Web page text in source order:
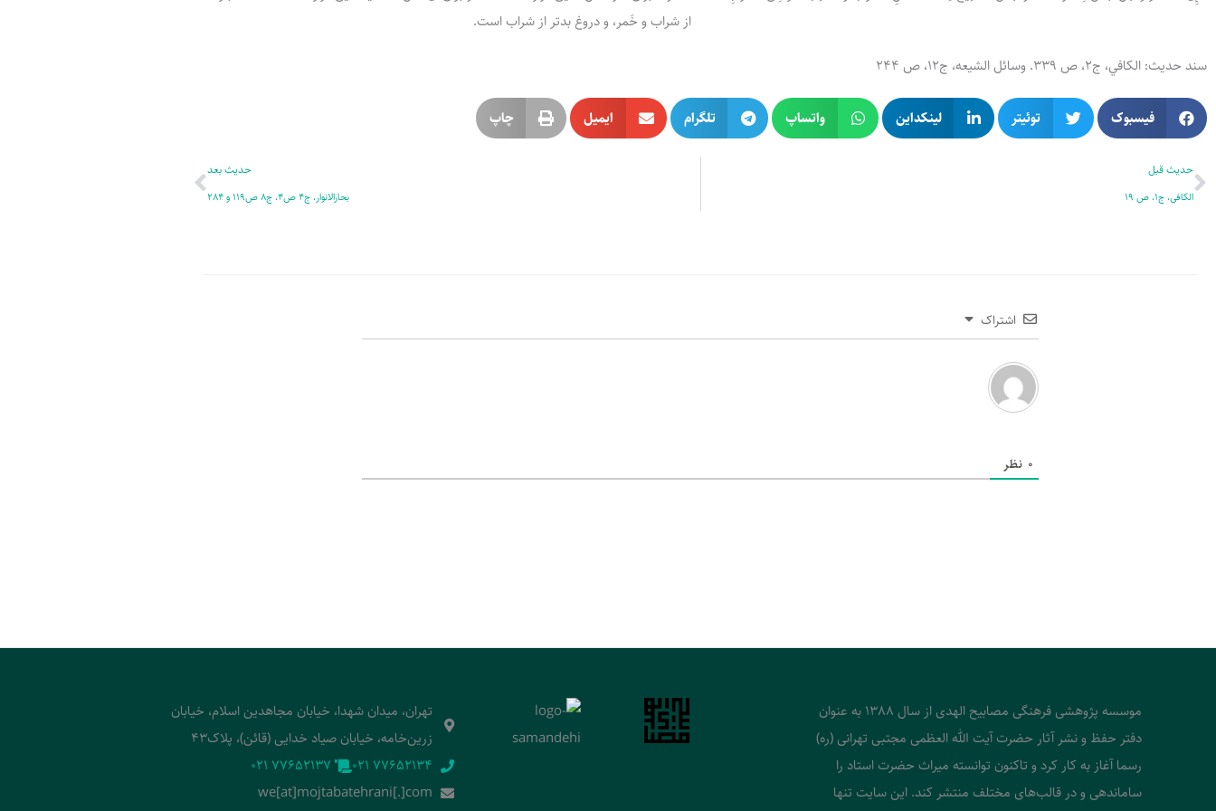
از شراب و خَمر، و دروغ بدتر از شراب است.
سند حدیث: الكافي، ج2، ص 339. وسائل الشيعه، ج12، ص 244
فیسبوک توئیتر لینکداین واتساپ تلگرام ایمیل چاپ
قبلی
حدیث قبل
الکافی، ج1، ص 19
حدیث بعد
بحارالانوار، ج4 ص4، ج8 ص119 و 284
بعدی
اشتراک
0 نظر
موسسه پژوهشی فرهنگی مصابیح الهدی از سال 1388 به عنوان
دفتر حفظ و نشر آثار حضرت آیت الله العظمی مجتبی تهرانی (ره)
رسما آغاز به کار کرد و تاکنون توانسته میراث حضرت استاد را
ساماندهی و در قالب‌های مختلف منتشر کند. این سایت تنها
تهران، میدان شهدا، خیابان مجاهدین اسلام، خیابان
زرین‌خامه، خیابان صیاد خدایی (قائن)، پلاک43
‭021 77652134‬
‭021 77652137‬
we[at]mojtabatehrani[.]com